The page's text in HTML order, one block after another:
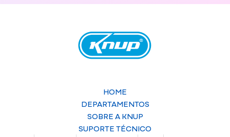
HOME
DEPARTAMENTOS
SOBRE A KNUP
SUPORTE TÉCNICO